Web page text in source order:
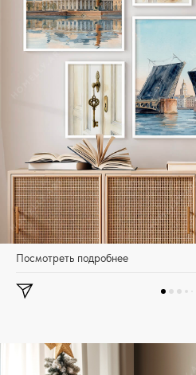
Посмотреть подробнее